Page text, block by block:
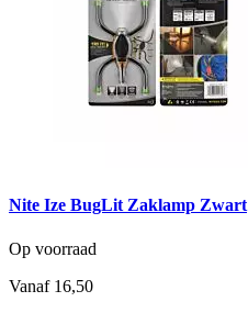
Nite Ize BugLit Zaklamp Zwart
Op voorraad
Vanaf 16,50